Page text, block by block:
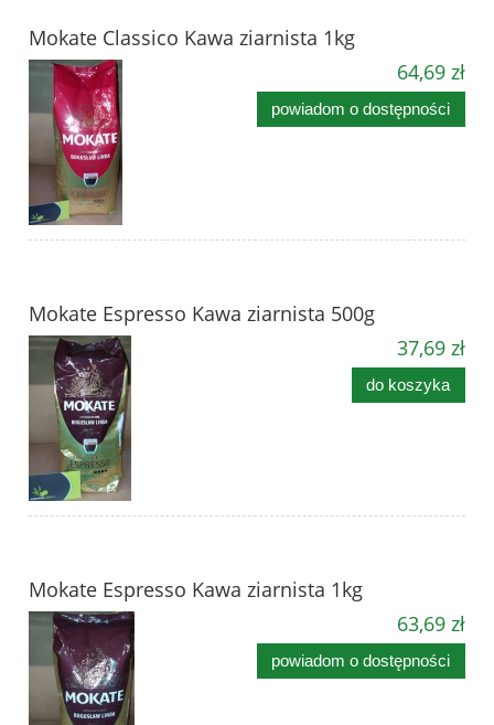
Mokate Classico Kawa ziarnista 1kg
64,69 zł
powiadom o dostępności
Mokate Espresso Kawa ziarnista 500g
37,69 zł
do koszyka
Mokate Espresso Kawa ziarnista 1kg
63,69 zł
powiadom o dostępności